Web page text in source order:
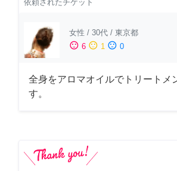
依頼されたチケット
女性 / 30代 / 東京都
sentiment_satisfied 6 sentiment_neutral 1 sentiment_dissatisfied 0
全身をアロマオイルでトリートメ
す。